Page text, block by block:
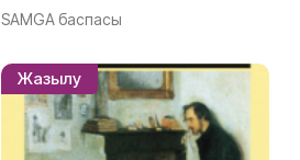
SAMGA баспасы
Жазылу